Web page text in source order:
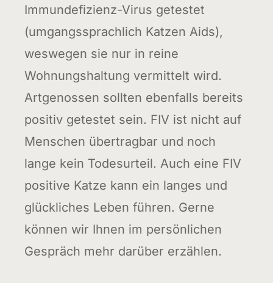
Immundefizienz-Virus getestet
(umgangssprachlich Katzen Aids),
weswegen sie nur in reine
Wohnungshaltung vermittelt wird.
Artgenossen sollten ebenfalls bereits
positiv getestet sein. FIV ist nicht auf
Menschen übertragbar und noch
lange kein Todesurteil. Auch eine FIV
positive Katze kann ein langes und
glückliches Leben führen. Gerne
können wir Ihnen im persönlichen
Gespräch mehr darüber erzählen.